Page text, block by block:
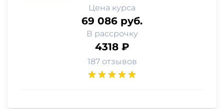
Цена курса
69 086 руб.
В рассрочку
4318 ₽
187 отзывов